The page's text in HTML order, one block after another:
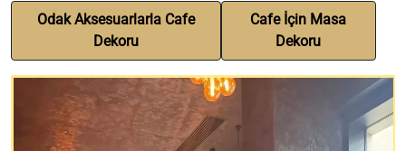
Odak Aksesuarlarla Cafe
Dekoru
Cafe İçin Masa
Dekoru